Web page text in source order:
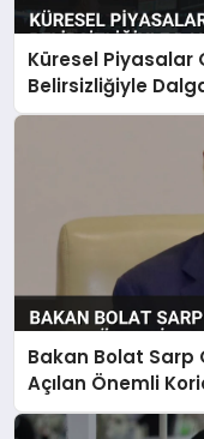
Küresel Piyasalar
Belirsizliğiyle
Bakan Bolat Sarp
Açılan Önemli